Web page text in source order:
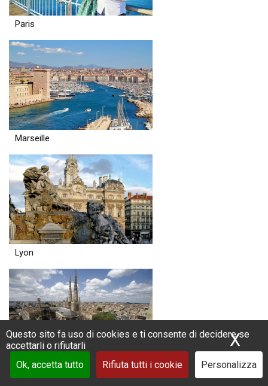
Questo sito fa uso di cookies e ti consente di decidere se
accettarli o rifiutarli
Ok, accetta tutto
Rifiuta tutti i cookie Personalizza
X
Paris
Marseille
Lyon
Bordeaux